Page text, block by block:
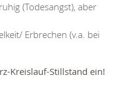
(Todesangst), aber
Erbrechen (v.a. bei
Kreislauf-Stillstand ein!